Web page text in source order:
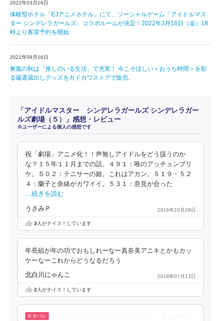
2022年03月16日
体験型ホテル「EJアニメホテル」にて、ソーシャルゲーム「アイドルマス
ター シンデレラガールズ」コラボルームが決定！2022年3月18日（金）18
時より客室予約を開始
2021年09月16日
巣籠の秋は「推しのいる生活」で充実！ 今こそほしい＜おうち時間＞を彩
る厳選蔵出しグッズをカドカワストアで販売。
「アイドルマスター シンデレラガールズ シンデレラガー
ルズ劇場（５）」感想・レビュー
※ユーザーによる個人の感想です
祝「劇場」アニメ化！！声無しアイドルをどう扱うのか
な？１５年１１月までの話。４９１：唯のアッチョンブリ
ケ。５０２：テニサーの姫。これはアカン。５１９・５２
４：蘭子と奈緒がカワイイ。５３１：意見が合った
…続きを読む
うさみＰ 2016年10月28日
3人がナイス！しています
年長組が年の功でおもしれーなー真奈美アニキとかもカッ
ケーなーこれからどうなるだろう
北白川にゃんこ 2018年07月13日
2人がナイス！しています